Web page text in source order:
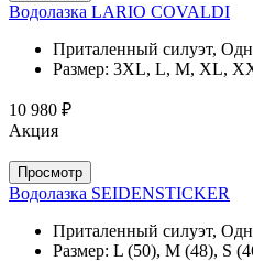
Водолазка LARIO COVALDI
Приталенный силуэт,
Размер: 3XL, L, M, XL,
10 980 ₽
Акция
Просмотр
Водолазка SEIDENSTICKER
Приталенный силуэт,
Размер: L (50), M (48), S